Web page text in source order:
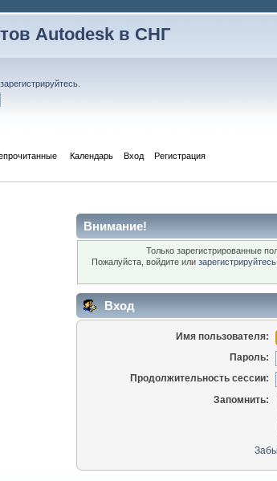
Autodesk в СНГ
зарегистрируйтесь
Календарь Вход Регистрация
Внимание!
Только зарегистрированные
Пожалуйста, войдите или зарегистрируйтесь
Вход
Имя пользователя:
Пароль:
Продолжительность сессии:
Запомнить: